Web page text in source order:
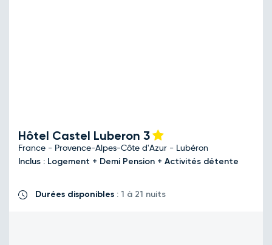
Hôtel Castel Luberon 3
France - Provence-Alpes-Côte d'Azur - Lubéron
Inclus : Logement + Demi Pension + Activités détente
Durées disponibles : 1 à 21 nuits